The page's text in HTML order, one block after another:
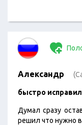
Александр
быстро
Думал сразу
решил что нужно